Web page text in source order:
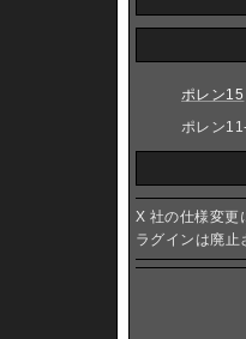
ポレン15
ポレン
X 社の仕様変
ラグインは廃止